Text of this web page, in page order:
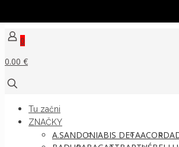
0
0.00 €
Tu začni
ZNAČKY
A.SANDONIABIS DETAACORD